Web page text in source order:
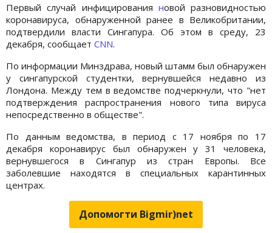
Первый случай инфицирования новой разновидностью
коронавируса, обнаруженной ранее в Великобритании,
подтвердили власти Сингапура. Об этом в среду, 23
декабря, сообщает CNN.
По информации Минздрава, новый штамм был обнаружен
у сингапурской студентки, вернувшейся недавно из
Лондона. Между тем в ведомстве подчеркнули, что "нет
подтверждения распространения нового типа вируса
непосредственно в обществе".
По данным ведомства, в период с 17 ноября по 17
декабря коронавирус был обнаружен у 31 человека,
вернувшегося в Сингапур из стран Европы. Все
заболевшие находятся в специальных карантинных
центрах.
Допомогти Bigmir)net